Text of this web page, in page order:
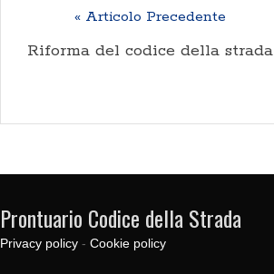
« Articolo Precedente
Riforma del codice della strada
Prontuario Codice della Strada
Privacy policy - Cookie policy